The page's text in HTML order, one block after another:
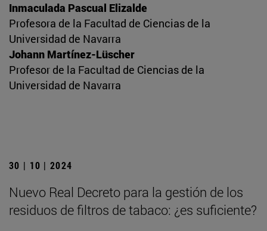
Inmaculada Pascual Elizalde
Profesora de la Facultad de Ciencias de la
Universidad de Navarra
Johann Martínez-Lüscher
Profesor de la Facultad de Ciencias de la
Universidad de Navarra
30 | 10 | 2024
Nuevo Real Decreto para la gestión de los
residuos de filtros de tabaco: ¿es suficiente?